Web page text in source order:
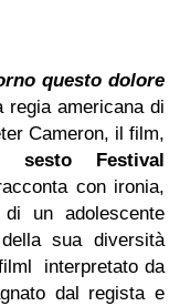
questo dolore
americana di
Cameron, il film,
sesto Festival
con ironia,
un adolescente
sua diversità
interpretato da
dal regista e